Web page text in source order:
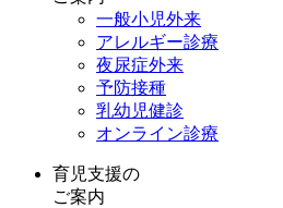
一般小児外来
アレルギー診療
夜尿症外来
予防接種
乳幼児健診
オンライン診療
育児支援の
ご案内